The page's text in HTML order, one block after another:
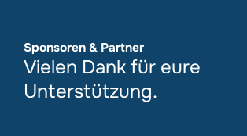
Sponsoren & Partner
Vielen Dank für eure
Unterstützung.